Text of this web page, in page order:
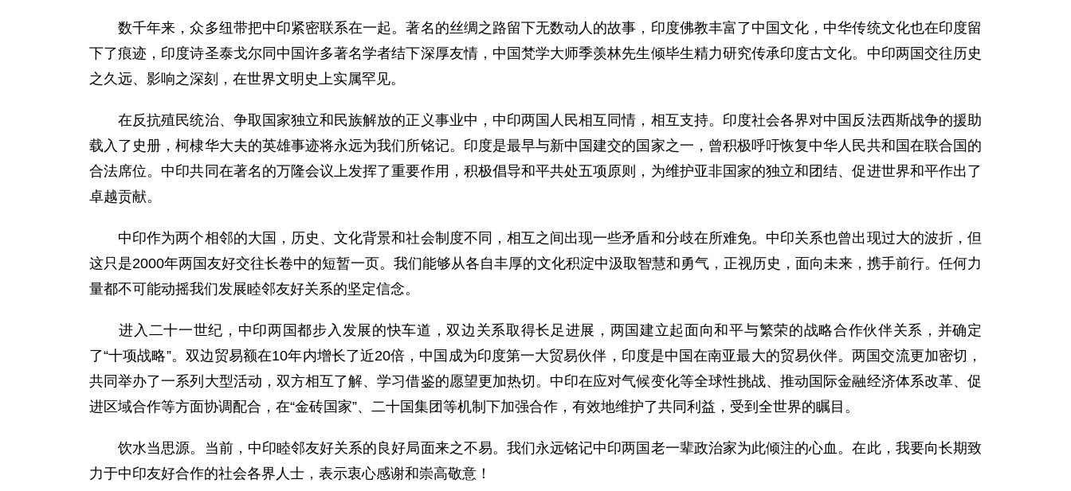
数千年来，众多纽带把中印紧密联系在一起。著名的丝绸之路留下无数动人的故事，印度佛教丰富了中国文化，中华传统文化也在印度留
下了痕迹，印度诗圣泰戈尔同中国许多著名学者结下深厚友情，中国梵学大师季羡林先生倾毕生精力研究传承印度古文化。中印两国交往历史
之久远、影响之深刻，在世界文明史上实属罕见。
在反抗殖民统治、争取国家独立和民族解放的正义事业中，中印两国人民相互同情，相互支持。印度社会各界对中国反法西斯战争的援助
载入了史册，柯棣华大夫的英雄事迹将永远为我们所铭记。印度是最早与新中国建交的国家之一，曾积极呼吁恢复中华人民共和国在联合国的
合法席位。中印共同在著名的万隆会议上发挥了重要作用，积极倡导和平共处五项原则，为维护亚非国家的独立和团结、促进世界和平作出了
卓越贡献。
中印作为两个相邻的大国，历史、文化背景和社会制度不同，相互之间出现一些矛盾和分歧在所难免。中印关系也曾出现过大的波折，但
这只是2000年两国友好交往长卷中的短暂一页。我们能够从各自丰厚的文化积淀中汲取智慧和勇气，正视历史，面向未来，携手前行。任何力
量都不可能动摇我们发展睦邻友好关系的坚定信念。
进入二十一世纪，中印两国都步入发展的快车道，双边关系取得长足进展，两国建立起面向和平与繁荣的战略合作伙伴关系，并确定
了“十项战略”。双边贸易额在10年内增长了近20倍，中国成为印度第一大贸易伙伴，印度是中国在南亚最大的贸易伙伴。两国交流更加密切，
共同举办了一系列大型活动，双方相互了解、学习借鉴的愿望更加热切。中印在应对气候变化等全球性挑战、推动国际金融经济体系改革、促
进区域合作等方面协调配合，在“金砖国家”、二十国集团等机制下加强合作，有效地维护了共同利益，受到全世界的瞩目。
饮水当思源。当前，中印睦邻友好关系的良好局面来之不易。我们永远铭记中印两国老一辈政治家为此倾注的心血。在此，我要向长期致
力于中印友好合作的社会各界人士，表示衷心感谢和崇高敬意！